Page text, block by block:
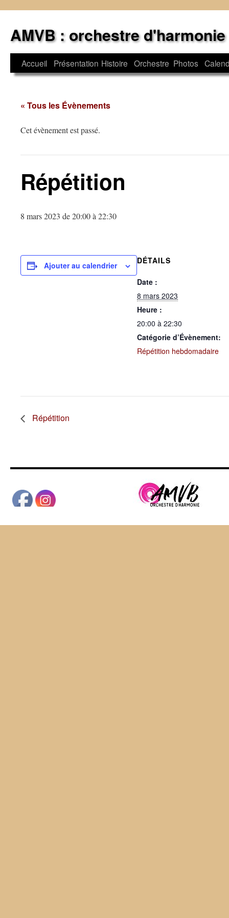
contenu
AMVB : orchestre d'harmonie
Accueil Présentation Histoire Orchestre Photos
« Tous les Évènements
Cet évènement est passé.
Répétition
8 mars 2023 de 20:00à 22:30
Ajouter au calendrier DÉTAILS
Date :
8 mars 2023
Heure :
20:00 à 22:30
Catégorie d’Évènement:
Répétition hebdomadaire
Répétition